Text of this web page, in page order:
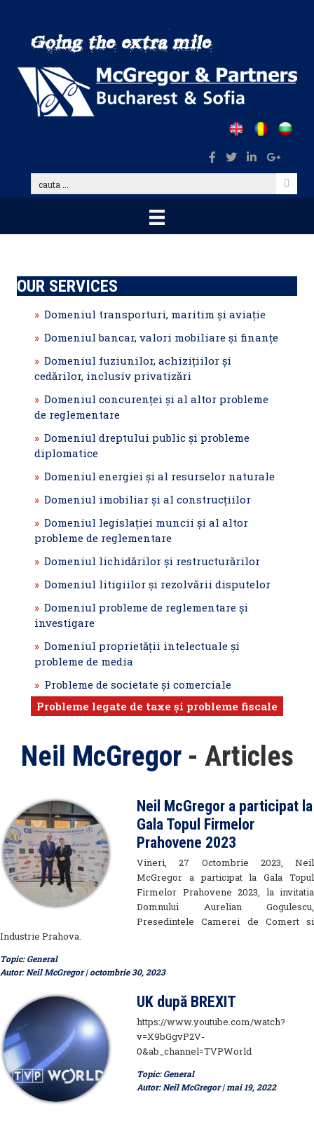
content
cauta
...
OUR SERVICES
Domeniul transporturi, maritim şi aviaţie
Domeniul bancar, valori mobiliare şi finanțe
Domeniul fuziunilor, achiziţiilor şi
cedărilor, inclusiv privatizări
Domeniul concurenţei şi al altor probleme
de reglementare
Domeniul dreptului public şi probleme
diplomatice
Domeniul energiei şi al resurselor naturale
Domeniul imobiliar şi al construcţiilor
Domeniul legislaţiei muncii şi al altor
probleme de reglementare
Domeniul lichidărilor şi restructurărilor
Domeniul litigiilor şi rezolvării disputelor
Domeniul probleme de reglementare şi
investigare
Domeniul proprietăţii intelectuale şi
probleme de media
Probleme de societate şi comerciale
Probleme legate de taxe şi probleme fiscale
Neil McGregor - Articles
Neil McGregor a participat la
Gala Topul Firmelor
Prahovene 2023
Vineri, 27 Octombrie 2023, Neil
McGregor a participat la Gala Topul
Firmelor Prahovene 2023, la invitatia
Domnului Aurelian Gogulescu,
Presedintele Camerei de Comert si
Industrie Prahova.
Topic:General
Autor:Neil McGregor| octombrie 30, 2023
UK după BREXIT
https://www.youtube.com/watch?
v=X9bGgvP2V-
0&ab_channel=TVPWorld
Topic:General
Autor:Neil McGregor| mai 19, 2022